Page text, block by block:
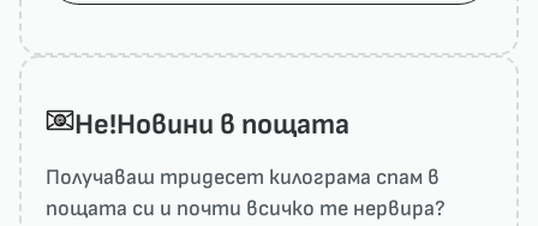
He!Новини в пощата
Получаваш тридесет килограма спам в
пощата си и почти всичко те нервира?